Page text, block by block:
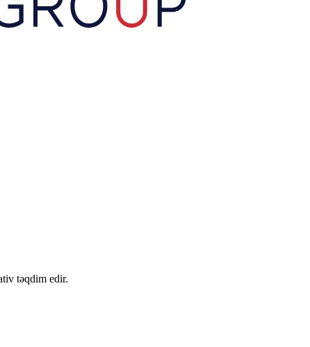
təqdim edir.